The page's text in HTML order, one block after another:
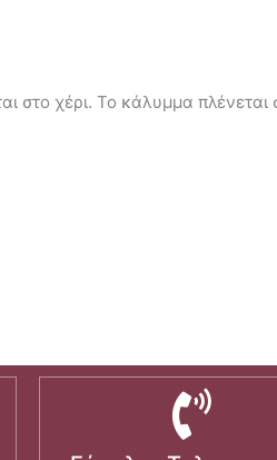
στο χέρι. Το κάλυμμα